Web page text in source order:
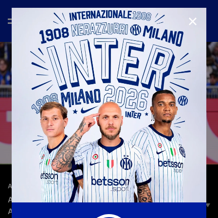
ACCESS ALL AREAS—1 apr 2025
ACCESS ALL AREAS | INTER 2-1 UDINESE | SERIE
A 2024/25